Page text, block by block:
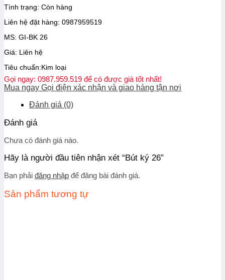
Tình trạng: Còn hàng
Liên hệ đặt hàng: 0987959519
MS: GI-BK 26
Giá: Liên hệ
Tiêu chuẩn:Kim loại
Gọi ngay: 0987.959.519 để có được giá tốt nhất!
Mua ngay Gọi điện xác nhận và giao hàng tận nơi
Đánh giá (0)
Đánh giá
Chưa có đánh giá nào.
Hãy là người đầu tiên nhận xét “Bút ký 26”
Bạn phải đăng nhập để đăng bài đánh giá.
Sản phẩm tương tự